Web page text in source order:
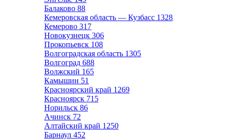
Балаково 88
Кемеровская область — Кузбасс 1328
Кемерово 317
Новокузнецк 306
Прокопьевск 108
Волгоградская область 1305
Волгоград 688
Волжский 165
Камышин 51
Красноярский край 1269
Красноярск 715
Норильск 86
Ачинск 72
Алтайский край 1250
Барнаул 452